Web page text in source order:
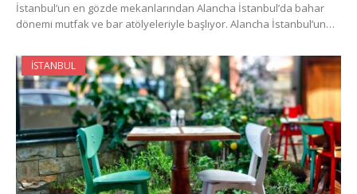
İstanbul’un en gözde mekanlarından Alancha İstanbul’da bahar
dönemi mutfak ve bar atölyeleriyle başlıyor. Alancha İstanbul’un…
İSTANBUL